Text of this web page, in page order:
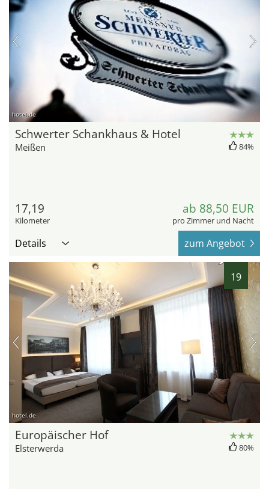
hotel.de
Schwerter Schankhaus & Hotel
Meißen 84%
17,19
Kilometer
ab 88,50 EUR
pro Zimmer und Nacht
Details zum Angebot
19
hotel.de
Europäischer Hof
Elsterwerda 80%